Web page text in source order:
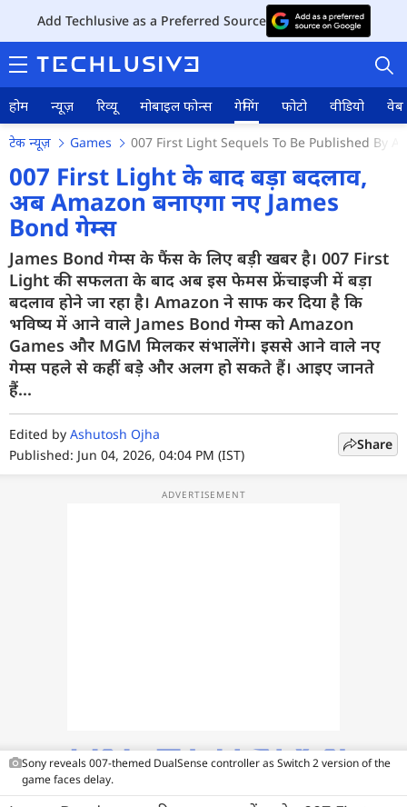
Add Techlusive as a Preferred Source
होम न्यूज़ रिव्यू मोबाइल फोन्स गेमिंग फोटो वीडियो वेब
होम
न्यूज़
रिव्यू
मोबाइल फोन्स
गेमिंग
फोटो
वीडियो
टेक न्यूज़ Games 007 First Light Sequels To Be Published By
007 First Light के बाद बड़ा बदलाव,
अब Amazon बनाएगा नए James
Bond गेम्स
James Bond गेम्स के फैंस के लिए बड़ी खबर है। 007 First
Light की सफलता के बाद अब इस फेमस फ्रेंचाइजी में बड़ा
बदलाव होने जा रहा है। Amazon ने साफ कर दिया है कि
भविष्य में आने वाले James Bond गेम्स को Amazon
Games और MGM मिलकर संभालेंगे। इससे आने वाले नए
गेम्स पहले से कहीं बड़े और अलग हो सकते हैं। आइए जानते
हैं...
Edited by Ashutosh Ojha
Published: Jun 04, 2026, 04:04 PM (IST)
Share
Sony reveals 007-themed DualSense controller as Switch 2 version of the
game faces delay.